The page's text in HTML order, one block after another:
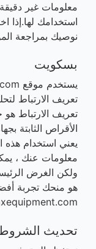
معلومات غير
استخدامك لها.إذا
نوصيك بمراجعة
بسكويت
تعريف الارتباط
تعريف الارتباط
الأقراص الثابتة
يعني استخدام هذه
معلومات عنك ،
ولكن الغرض
هو منحك تجربة
تحديث الشروط